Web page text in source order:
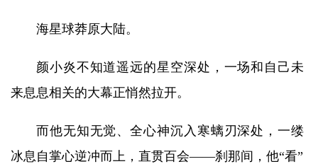
海星球莽原大陆。
颜小炎不知道遥远的星空深处，一场和自己未
来息息相关的大幕正悄然拉开。
而他无知无觉、全心神沉入寒螭刃深处，一缕
冰息自掌心逆冲而上，直贯百会——刹那间，他“看”